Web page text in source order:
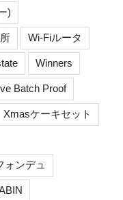
)
Wi-Fiルータ
Winners
Batch Proof
Xmasケーキセット
ォンデュ